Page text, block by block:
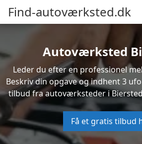
Find-autoværksted.dk
Autoværksted
Leder du efter en professionel
Beskriv din opgave og indhent 3
tilbud fra autoværksteder i
Få et gratis tilbud